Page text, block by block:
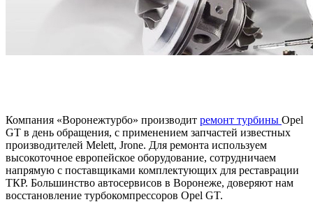
Компания «Воронежтурбо» производит ремонт турбины Opel
GT в день обращения, с применением запчастей известных
производителей Melett, Jrone. Для ремонта используем
высокоточное европейское оборудование, сотрудничаем
напрямую с поставщиками комплектующих для реставрации
ТКР. Большинство автосервисов в Воронеже, доверяют нам
восстановление турбокомпрессоров Opel GT.